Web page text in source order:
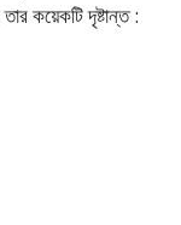
কয়েকটি দৃষ্টান্ত :